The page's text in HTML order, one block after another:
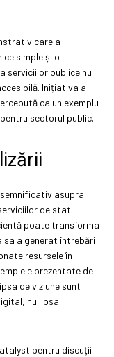
care a
simple și o
serviciilor publice nu
Inițiativa a
ca un exemplu
sectorul public.
asupra
de stat.
poate transforma
a generat întrebări
resursele în
prezentate de
de viziune sunt
nu lipsa
pentru discuții